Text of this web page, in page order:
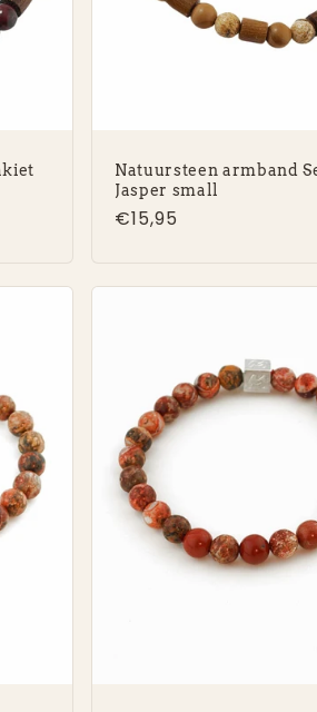
Natuursteen armband
Jasper small
Normale
€15,95